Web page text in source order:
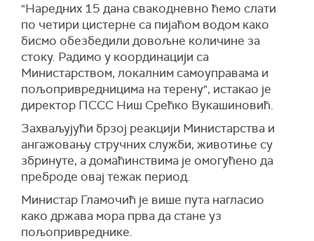
"Наредних 15 дана свакодневно ћемо слати
по четири цистерне са пијаћом водом како
бисмо обезбедили довољне количине за
стоку. Радимо у координацији са
Министарством, локалним самоуправама и
пољопривредницима на терену", истакао је
директор ПССС Ниш Срећко Вукашиновић.
Захваљујући брзој реакцији Министарства и
ангажовању стручних служби, животиње су
збринуте, а домаћинствима је омогућено да
преброде овај тежак период.
Министар Гламочић је више пута нагласио
како држава мора прва да стане уз
пољопривреднике.